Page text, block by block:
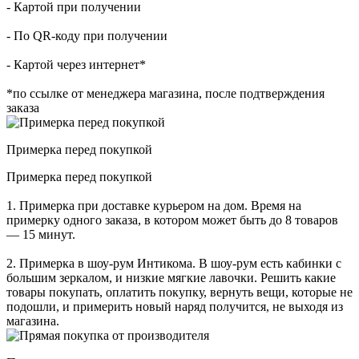
- Картой при получении
- По QR-коду при получении
- Картой через интернет*
*по ссылке от менеджера магазина, после подтверждения
заказа
Примерка перед покупкой
Примерка перед покупкой
1. Примерка при доставке курьером на дом. Время на
примерку одного заказа, в котором может быть до 8 товаров
— 15 минут.
2. Примерка в шоу-рум Интикома. В шоу-рум есть кабинки с
большим зеркалом, и низкие мягкие лавочки. Решить какие
товары покупать, оплатить покупку, вернуть вещи, которые не
подошли, и примерить новый наряд получится, не выходя из
магазина.